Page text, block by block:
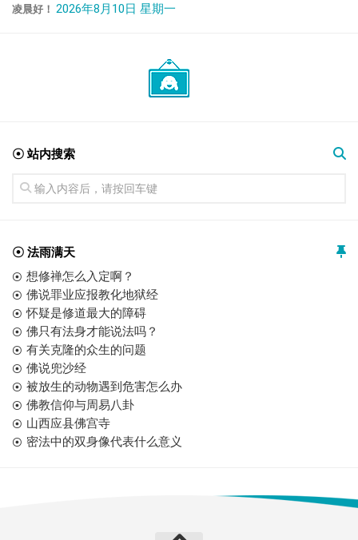
凌晨好！ 2026年8月10日 星期一
☉ 站内搜索
☉ 法雨满天
想修禅怎么入定啊？
佛说罪业应报教化地狱经
怀疑是修道最大的障碍
佛只有法身才能说法吗？
有关克隆的众生的问题
佛说兜沙经
被放生的动物遇到危害怎么办
佛教信仰与周易八卦
山西应县佛宫寺
密法中的双身像代表什么意义